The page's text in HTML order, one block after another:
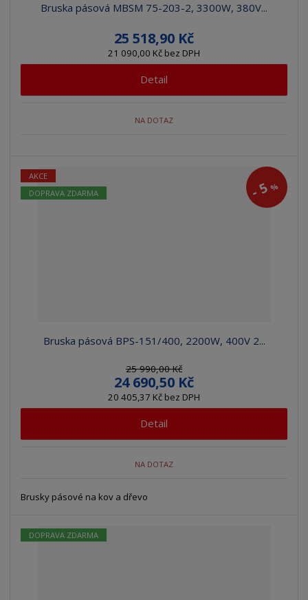
Bruska pásová MBSM 75-203-2, 3300W, 380V...
25 518,90 Kč
21 090,00 Kč bez DPH
Detail
NA DOTAZ
-5%
AKCE
DOPRAVA ZDARMA
Bruska pásová BPS-151/400, 2200W, 400V 2...
25 990,00 Kč
24 690,50 Kč
20 405,37 Kč bez DPH
Detail
NA DOTAZ
Brusky pásové na kov a dřevo
DOPRAVA ZDARMA